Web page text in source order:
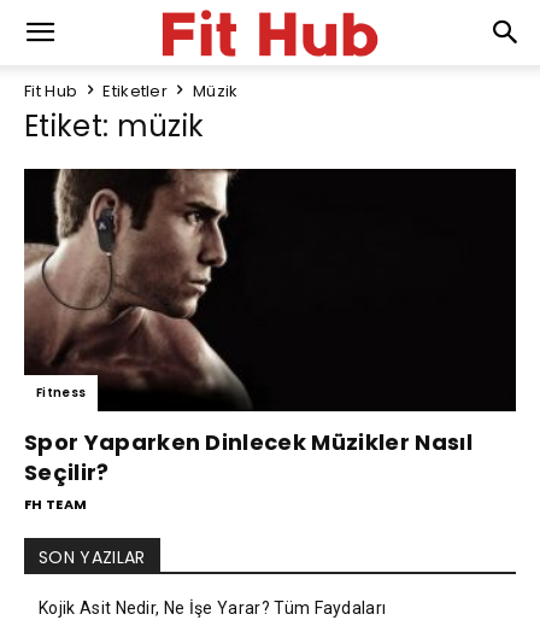
Fit Hub Etiketler Müzik
Etiket: müzik
Fitness
Spor Yaparken Dinlecek Müzikler Nasıl
Seçilir?
FH TEAM
SON YAZILAR
Kojik Asit Nedir, Ne İşe Yarar? Tüm Faydaları